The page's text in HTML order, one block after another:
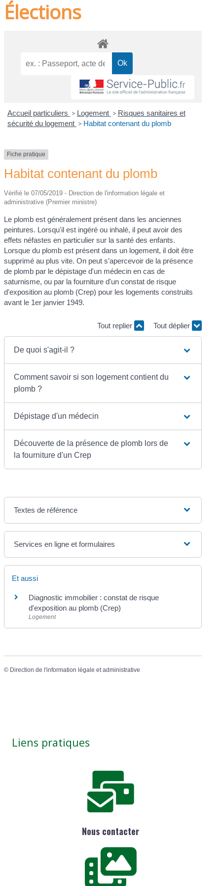
Élections
Accueil particuliers > Logement > Risques sanitaires et
sécurité du logement > Habitat contenant du plomb
Fiche pratique
Habitat contenant du plomb
Vérifié le 07/05/2019 - Direction de l'information légale et
administrative (Premier ministre)
Le plomb est généralement présent dans les anciennes
peintures. Lorsqu'il est ingéré ou inhalé, il peut avoir des
effets néfastes en particulier sur la santé des enfants.
Lorsque du plomb est présent dans un logement, il doit être
supprimé au plus vite. On peut s’apercevoir de la présence
de plomb par le dépistage d'un médecin en cas de
saturnisme, ou par la fourniture d'un constat de risque
d'exposition au plomb (Crep) pour les logements construits
avant le 1er janvier 1949.
Tout replier Tout déplier
De quoi s'agit-il ?
Comment savoir si son logement contient du
plomb ?
Dépistage d'un médecin
Découverte de la présence de plomb lors de
la fourniture d'un Crep
Textes de référence
Services en ligne et formulaires
Et aussi
Diagnostic immobilier : constat de risque
d'exposition au plomb (Crep)
Logement
© Direction de l'information légale et administrative
Liens pratiques
Nous contacter